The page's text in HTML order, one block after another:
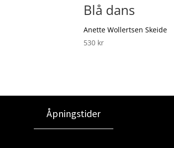
Blå dans
Anette Wollertsen Skeide
530 kr
Åpningstider